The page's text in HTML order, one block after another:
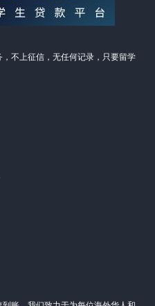
不上征信，无任何记录，只要留学